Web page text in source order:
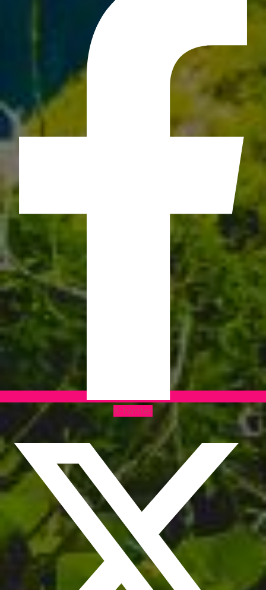
X-twitter